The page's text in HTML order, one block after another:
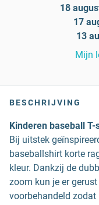
18
17
13
Mijn
BESCHRIJVING
Kinderen baseball T-
Bij uitstek
baseballshirt korte
kleur. Dankzij de
zoom kun je er
voorbehandeld